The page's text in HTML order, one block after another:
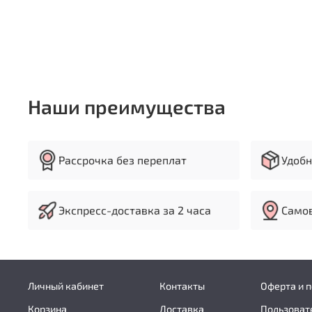
Наши преимущества
Рассрочка без переплат
Экспресс-доставка за 2 часа
Личный кабинет
Корзина
Контакты
Доставка
Оферта и